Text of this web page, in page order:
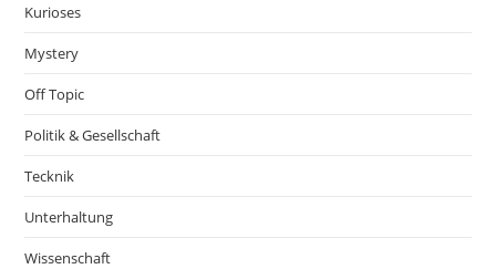
Kurioses
Mystery
Off Topic
Politik & Gesellschaft
Tecknik
Unterhaltung
Wissenschaft